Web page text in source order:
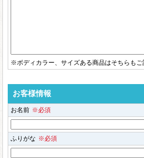
※ボディカラー、サイズある商品はそちらもご
お客様情報
お名前 ※必須
ふりがな ※必須